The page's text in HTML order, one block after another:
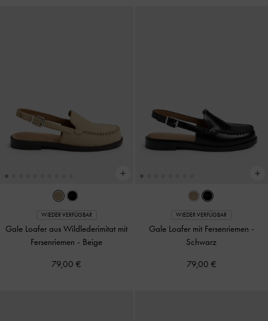
WIEDER VERFÜGBAR
Gale Loafer aus Wildlederimitat mit
Fersenriemen - Beige
79,00 €
WIEDER VERFÜGBAR
Gale Loafer mit Fersenriemen -
Schwarz
79,00 €